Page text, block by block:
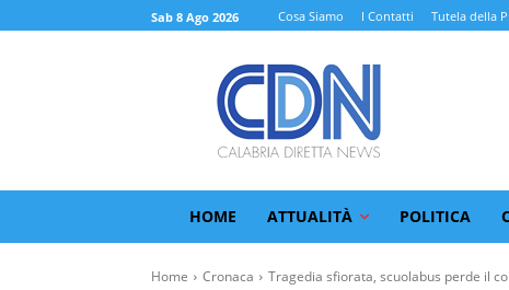
Sab 8 Ago 2026 Cosa Siamo I Contatti Tutela della
HOME ATTUALITÀ POLITICA
Home Cronaca Tragedia sfiorata, scuolabus perde il